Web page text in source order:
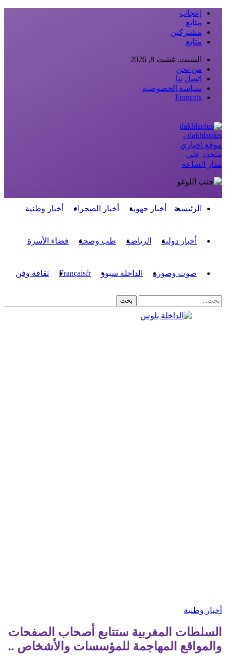
إعجاب
متابع
مشتركين
متابع
السبت, غشت 8, 2026
من نحن
اتصل بنا
سياسة الخصوصية
Français
dakhlaplus -
موقع اخباري
متجدد على
مدار الساعة
الرئيسية أخبار جهوية أخبار الصحراء أخبار وطنية
أخبار دولية الرياضة طب وصحة فضاء الأسرة
صوت وصورة الداخلة سبور Françaisfr ثقافة وفن
أخبار وطنية
السلطات المغربية ستتابع أصحاب الصفحات
والمواقع المهاجمة للمؤسسات والأشخاص ..